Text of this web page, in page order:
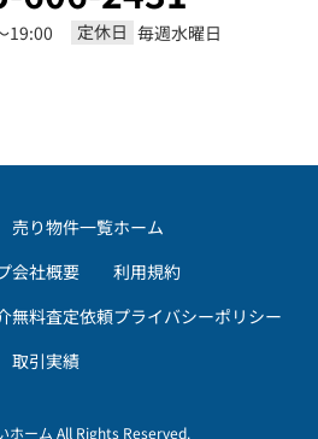
19:00 定休日 毎週水曜日
売り物件一覧
会社概要
無料査定依頼
取引実績
ホーム
利用規約
プライバシーポリシー
ホーム All Rights Reserved.